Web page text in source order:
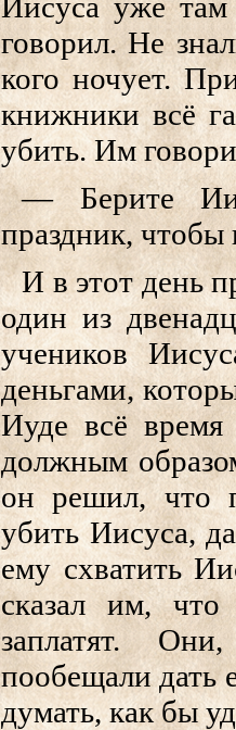
говорил. Не
кого ночует.
книжники всё
убить. Им
— Берите
праздник,
И в этот день
один из
учеников
деньгами,
Иуде всё время
должным
он решил, что
убить Иисуса,
ему схватить
сказал им,
заплатят.
пообещали дать
думать, как бы